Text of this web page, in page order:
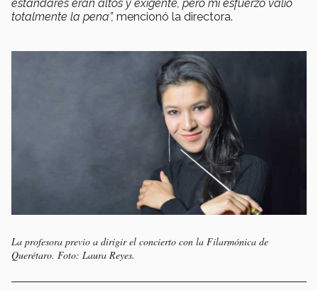
estándares eran altos y exigente, pero mi esfuerzo valió
totalmente la pena”, mencionó la directora.
La profesora previo a dirigir el concierto con la Filarmónica de
Querétaro. Foto: Laura Reyes.